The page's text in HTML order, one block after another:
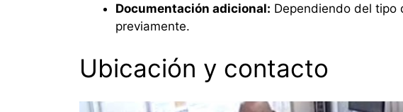
Documentación adicional: Dependiendo del tipo
previamente.
Ubicación y contacto